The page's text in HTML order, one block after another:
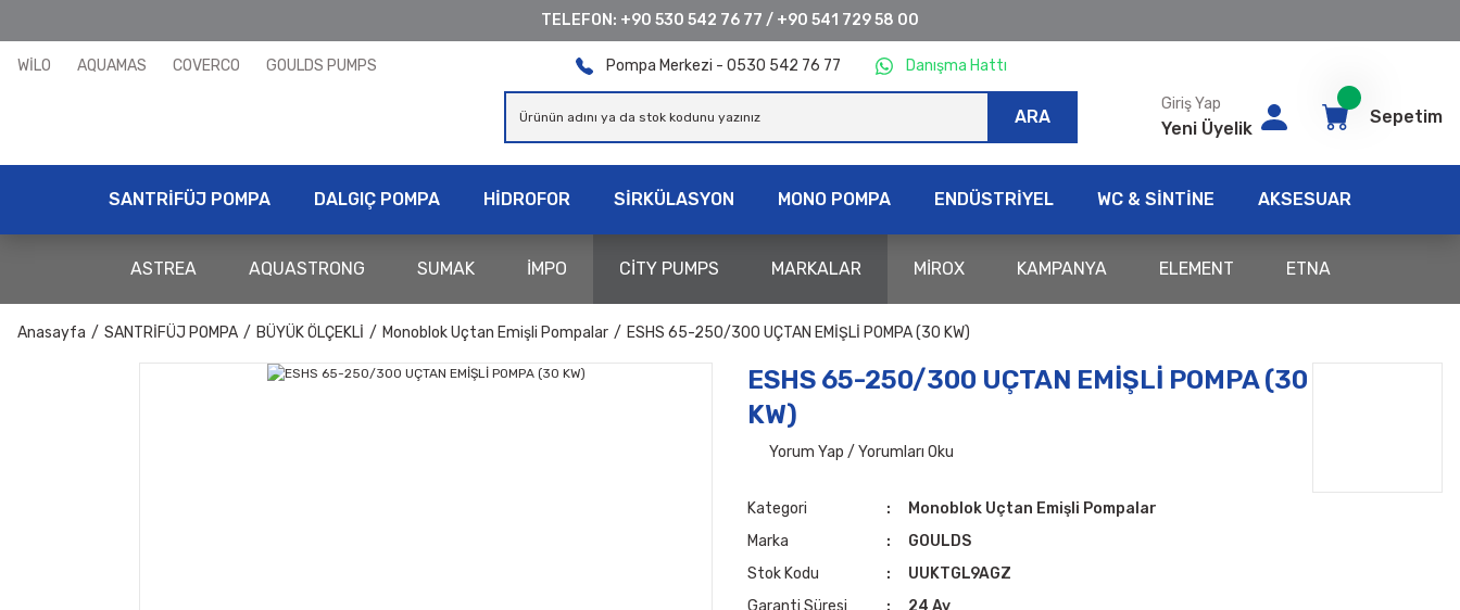
TELEFON: +90 530 542 76 77 / +90 541 729 58 00
WİLO AQUAMAS COVERCO GOULDS PUMPS Pompa Merkezi - 0530 542 76 77 Danışma Hattı
ARA
Giriş Yap
Yeni Üyelik
Sepetim
SANTRİFÜJ POMPA DALGIÇ POMPA HİDROFOR SİRKÜLASYON MONO POMPA ENDÜSTRİYEL WC & SİNTİNE AKSESUAR
ASTREA AQUASTRONG SUMAK İMPO CİTY PUMPS MARKALAR MİROX KAMPANYA ELEMENT ETNA
Anasayfa SANTRİFÜJ POMPA BÜYÜK ÖLÇEKLİ Monoblok Uçtan Emişli Pompalar ESHS 65-250/300 UÇTAN EMİŞLİ POMPA (30 KW)
ESHS 65-250/300 UÇTAN EMİŞLİ POMPA (30
KW)
Yorum Yap / Yorumları Oku
Kategori
Monoblok Uçtan Emişli Pompalar
Marka
GOULDS
Stok Kodu
UUKTGL9AGZ
Garanti Süresi
24 Ay